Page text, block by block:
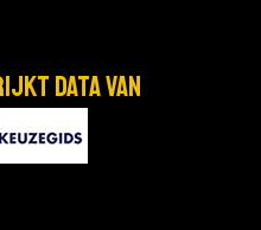
data van